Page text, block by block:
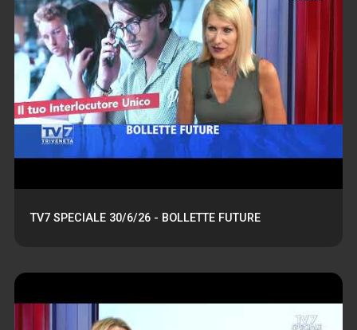
TV7 SPECIALE 30/6/26 - BOLLETTE FUTURE